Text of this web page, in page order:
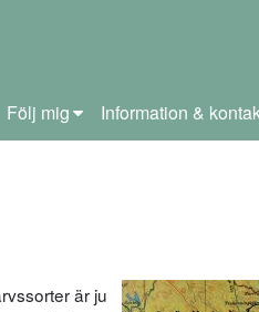
Följ mig Information &
är ju